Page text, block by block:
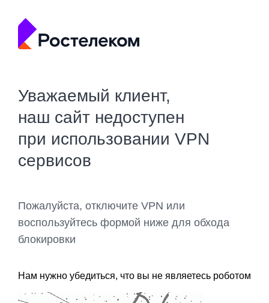
Уважаемый клиент,
наш сайт недоступен
при использовании VPN
сервисов
Пожалуйста, отключите VPN или
воспользуйтесь формой ниже для обхода
блокировки
Нам нужно убедиться, что вы не являетесь роботом